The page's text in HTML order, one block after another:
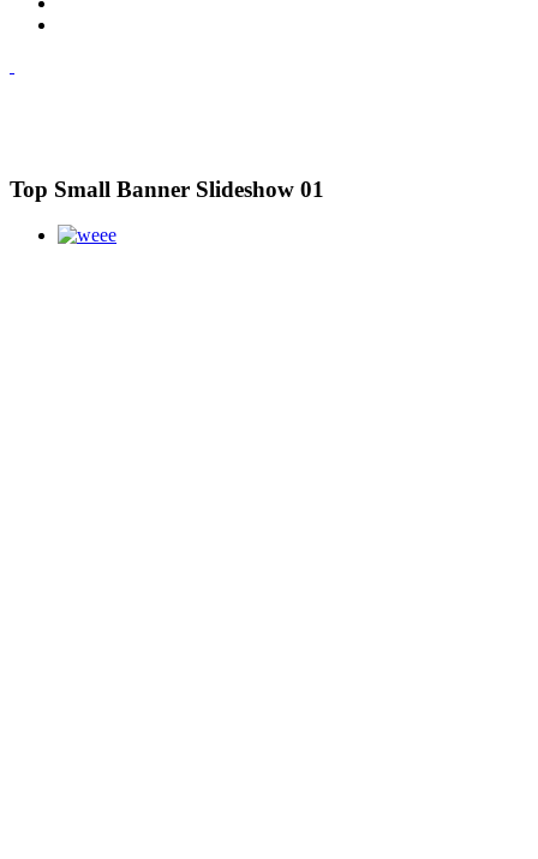
Top Small Banner Slideshow 01